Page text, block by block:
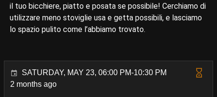
il tuo bicchiere, piatto e posata se possibile! Cerchiamo di
utilizzare meno stoviglie usa e getta possibili, e lasciamo
lo spazio pulito come l’abbiamo trovato.
SATURDAY, MAY 23, 06:00 PM-10:30 PM
2 months ago